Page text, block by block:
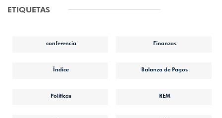
ETIQUETAS
conferencia Finanzas
Índice Balanza de Pagos
Políticas REM